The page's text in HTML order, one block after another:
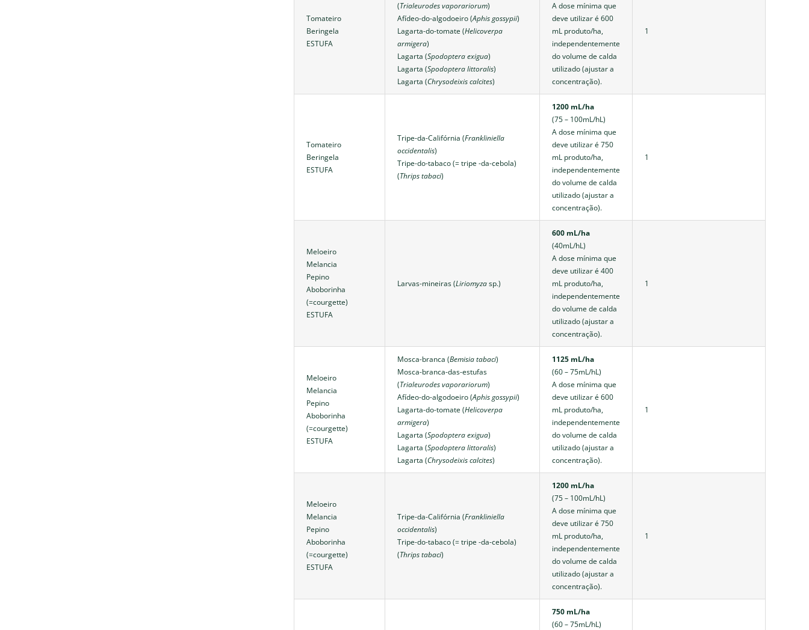
Tomateiro
Beringela
ESTUFA
(Trialeurodes vaporariorum)
Afídeo-do-algodoeiro (Aphis gossypii)
Lagarta-do-tomate (Helicoverpa
armigera)
Lagarta (Spodoptera exigua)
Lagarta (Spodoptera littoralis)
Lagarta (Chrysodeixis calcites)
A dose mínima que
deve utilizar é 600
mL produto/ha,
independentemente
do volume de calda
utilizado (ajustar a
concentração).
1
Tomateiro
Beringela
ESTUFA
Tripe-da-Califórnia (Frankliniella
occidentalis)
Tripe-do-tabaco (= tripe -da-cebola)
(Thrips tabaci)
1200 mL/ha
(75 – 100mL/hL)
A dose mínima que
deve utilizar é 750
mL produto/ha,
independentemente
do volume de calda
utilizado (ajustar a
concentração).
1
Meloeiro
Melancia
Pepino
Aboborinha
(=courgette)
ESTUFA
Larvas-mineiras (Liriomyzasp.)
600 mL/ha
(40mL/hL)
A dose mínima que
deve utilizar é 400
mL produto/ha,
independentemente
do volume de calda
utilizado (ajustar a
concentração).
1
Meloeiro
Melancia
Pepino
Aboborinha
(=courgette)
ESTUFA
Mosca-branca (Bemisia tabaci)
Mosca-branca-das-estufas
(Trialeurodes vaporariorum)
Afídeo-do-algodoeiro (Aphis gossypii)
Lagarta-do-tomate (Helicoverpa
armigera)
Lagarta (Spodoptera exigua)
Lagarta (Spodoptera littoralis)
Lagarta (Chrysodeixis calcites)
1125 mL/ha
(60 – 75mL/hL)
A dose mínima que
deve utilizar é 600
mL produto/ha,
independentemente
do volume de calda
utilizado (ajustar a
concentração).
1
Meloeiro
Melancia
Pepino
Aboborinha
(=courgette)
ESTUFA
Tripe-da-Califórnia (Frankliniella
occidentalis)
Tripe-do-tabaco (= tripe -da-cebola)
(Thrips tabaci)
1200 mL/ha
(75 – 100mL/hL)
A dose mínima que
deve utilizar é 750
mL produto/ha,
independentemente
do volume de calda
utilizado (ajustar a
concentração).
1
750 mL/ha
(60 – 75mL/hL)